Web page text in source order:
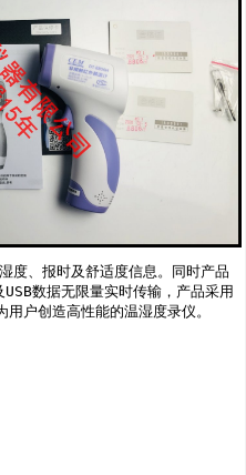
度、报时及舒适度信息。同时产品
数据无限量实时传输，产品采用
户创造高性能的温湿度录仪。